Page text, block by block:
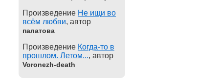
Произведение Не ищи во
всём любви, автор
палатова
Произведение Когда-то в
прошлом. Летом..., автор
Voronezh-death